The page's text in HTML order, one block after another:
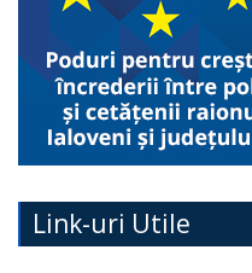
Link-uri Utile